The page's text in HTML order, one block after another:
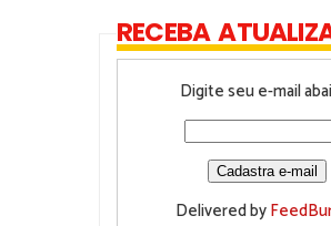
RECEBA
Digite seu e-mail
Delivered by